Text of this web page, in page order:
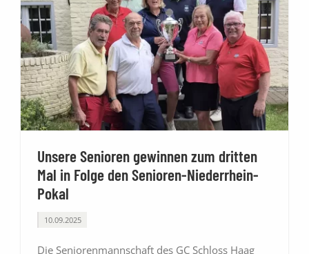
Unsere Senioren gewinnen zum dritten
Mal in Folge den Senioren-Niederrhein-
Pokal
10.09.2025
Die Seniorenmannschaft des GC Schloss Haag